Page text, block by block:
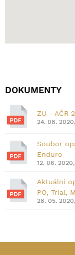
DOKUMENTY
ZU - AČR
24. 08.
Soubor
Enduro
12. 06.
Aktuální
PO, Trial,
28. 05.